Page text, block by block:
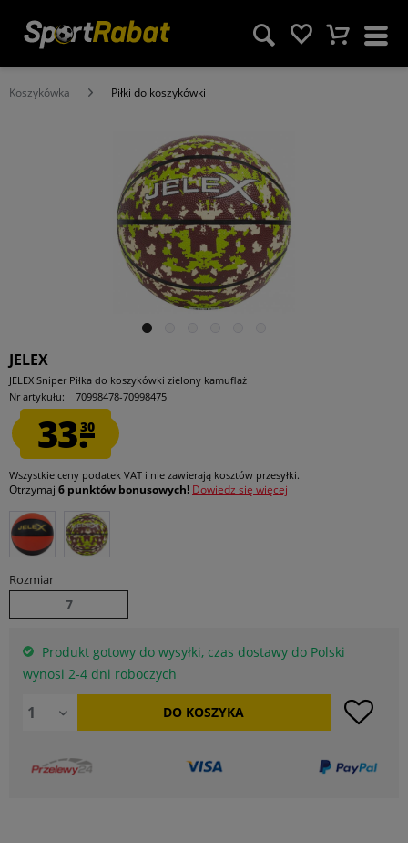
Koszykówka Piłki do koszykówki
JELEX
JELEX Sniper Piłka do koszykówki zielony kamuflaż
Nr artykułu:
70998478-70998475
33.30
Wszystkie ceny podatek VAT i nie zawierają kosztów przesyłki.
Otrzymaj 6 punktów bonusowych! Dowiedz się więcej
Rozmiar
7
Produkt gotowy do wysyłki, czas dostawy do Polski
wynosi 2-4 dni roboczych
DO KOSZYKA